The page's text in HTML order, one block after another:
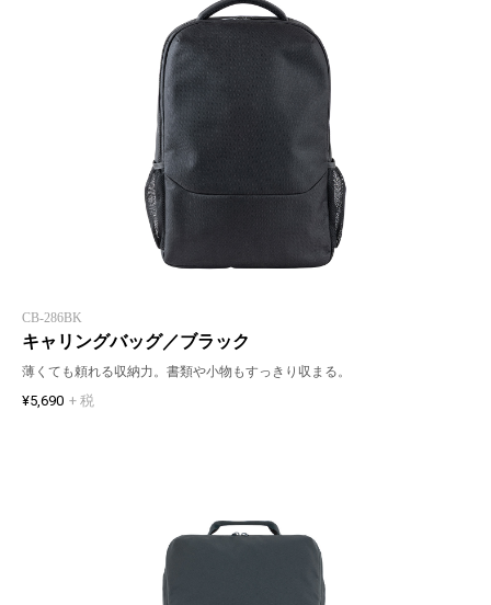
CB-286BK
キャリングバッグ／ブラック
薄くても頼れる収納力。書類や小物もすっきり収まる。
¥5,690 + 税